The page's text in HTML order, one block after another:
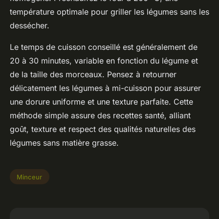
température optimale pour griller les légumes sans les
dessécher.
Le temps de cuisson conseillé est généralement de
20 à 30 minutes, variable en fonction du légume et
de la taille des morceaux. Pensez à retourner
délicatement les légumes à mi-cuisson pour assurer
une dorure uniforme et une texture parfaite. Cette
méthode simple assure des recettes santé, alliant
goût, texture et respect des qualités naturelles des
légumes sans matière grasse.
Minceur